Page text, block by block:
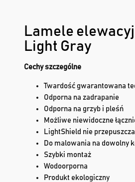
Lamele
Light Gray
Cechy szczególne
Twardość gwarantowana
Odporna na zadrapanie
Odporna na grzyb i pleśń
Możliwe niewidoczne
LightShield nie
Do malowania na dowolny
Szybki montaż
Wodoorporna
Produkt ekologiczny